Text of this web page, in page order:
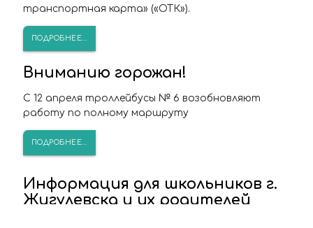
транспортная карта» («ОТК»).
ПОДРОБНЕЕ...
Вниманию горожан!
С 12 апреля троллейбусы № 6 возобновляют
работу по полному маршруту
ПОДРОБНЕЕ...
Информация для школьников г.
Жигулевска и их родителей